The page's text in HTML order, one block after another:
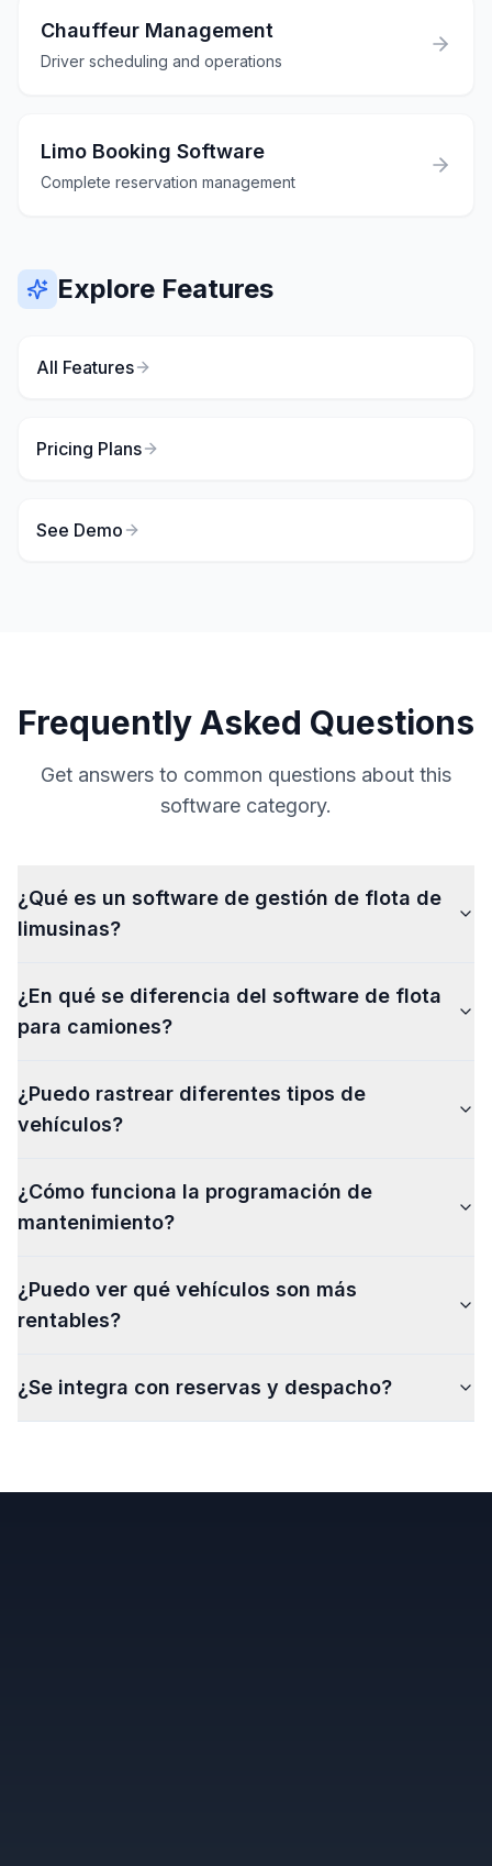
Chauffeur Management
Driver scheduling and operations
Limo Booking Software
Complete reservation management
Explore Features
All Features
Pricing Plans
See Demo
Frequently Asked Questions
Get answers to common questions about this
software category.
¿Qué es un software de gestión de flota de
limusinas?
¿En qué se diferencia del software de flota
para camiones?
¿Puedo rastrear diferentes tipos de
vehículos?
¿Cómo funciona la programación de
mantenimiento?
¿Puedo ver qué vehículos son más
rentables?
¿Se integra con reservas y despacho?